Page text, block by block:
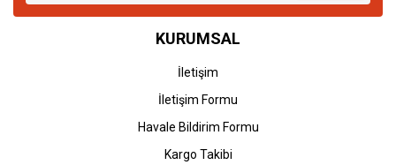
KURUMSAL
İletişim
İletişim Formu
Havale Bildirim Formu
Kargo Takibi